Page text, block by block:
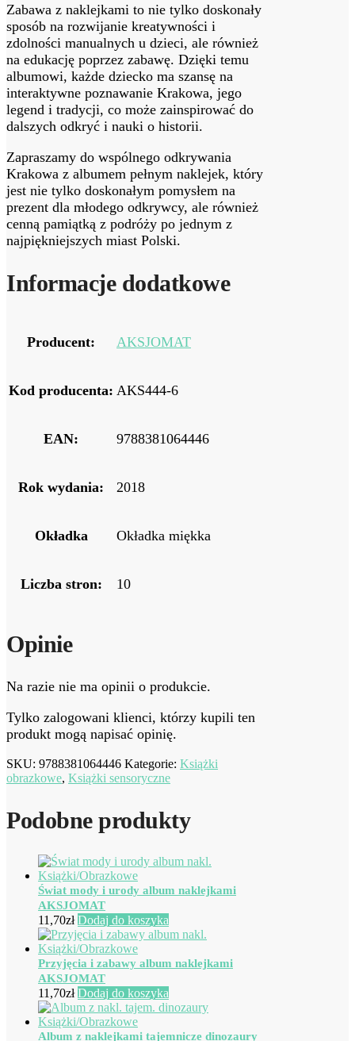
Zabawa z naklejkami to nie tylko doskonały
sposób na rozwijanie kreatywności i
zdolności manualnych u dzieci, ale również
na edukację poprzez zabawę. Dzięki temu
albumowi, każde dziecko ma szansę na
interaktywne poznawanie Krakowa, jego
legend i tradycji, co może zainspirować do
dalszych odkryć i nauki o historii.
Zapraszamy do wspólnego odkrywania
Krakowa z albumem pełnym naklejek, który
jest nie tylko doskonałym pomysłem na
prezent dla młodego odkrywcy, ale również
cenną pamiątką z podróży po jednym z
najpiękniejszych miast Polski.
Informacje dodatkowe
Producent: AKSJOMAT
Kod producenta: AKS444-6
EAN: 9788381064446
Rok wydania: 2018
Okładka Okładka miękka
Liczba stron: 10
Opinie
Na razie nie ma opinii o produkcie.
Tylko zalogowani klienci, którzy kupili ten
produkt mogą napisać opinię.
SKU: 9788381064446 Kategorie: Książki
obrazkowe, Książki sensoryczne
Podobne produkty
Świat mody i urody album naklejkami
AKSJOMAT
11,70zł Dodaj do koszyka
Przyjęcia i zabawy album naklejkami
AKSJOMAT
11,70zł Dodaj do koszyka
Album z naklejkami tajemnicze dinozaury